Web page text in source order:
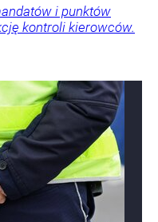
i punktów
kontroli kierowców.